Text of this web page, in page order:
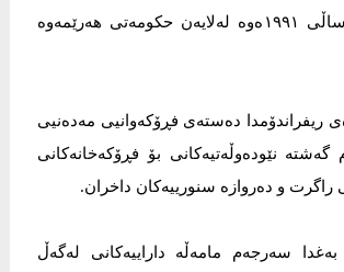
دواى راپەڕینى ساڵى ١٩٩١ەوە لەلایەن حکومەتى هەرێمەوە
ریفراندۆمدا دەستەی فڕۆكەوانیی مەدەنیی
نێودەوڵەتیەكانی بۆ فڕۆكەخانەكانی
راگرت و دەروازە سنورییەكان داخران.
بەغدا سەرجەم مامەڵە داراییەكانی لەگەڵ